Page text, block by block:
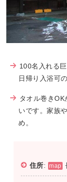
100名入れる
日帰り入浴可
タオル巻き
いです。家族
め。
住所: map